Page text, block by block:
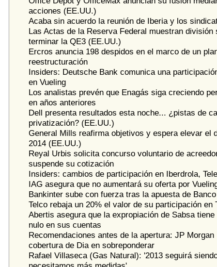
acciones (EE.UU.)
Acaba sin acuerdo la reunión de Iberia y los
Las Actas de la Reserva Federal muestran división
terminar la QE3 (EE.UU.)
Ercros anuncia 198 despidos en el marco de un
reestructuración
Insiders: Deutsche Bank comunica una
en Vueling
Los analistas prevén que Enagás siga creciendo
en años anteriores
Dell presenta resultados esta noche... ¿pistas de
privatización? (EE.UU.)
General Mills reafirma objetivos y espera elevar el
2014 (EE.UU.)
Reyal Urbis solicita concurso voluntario de
suspende su cotización
Insiders: cambios de participación en Iberdrola,
IAG asegura que no aumentará su oferta por
Bankinter sube con fuerza tras la apuesta de
Telco rebaja un 20% el valor de su participación en
Abertis asegura que la expropiación de Sabsa
nulo en sus cuentas
Recomendaciones antes de la apertura: JP Morgan
cobertura de Dia en sobreponderar
Rafael Villaseca (Gas Natural): '2013 seguirá